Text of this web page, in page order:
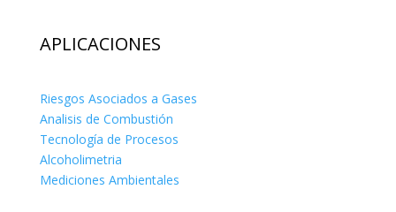
APLICACIONES
Riesgos Asociados a Gases
Analisis de Combustión
Tecnología de Procesos
Alcoholimetria
Mediciones Ambientales